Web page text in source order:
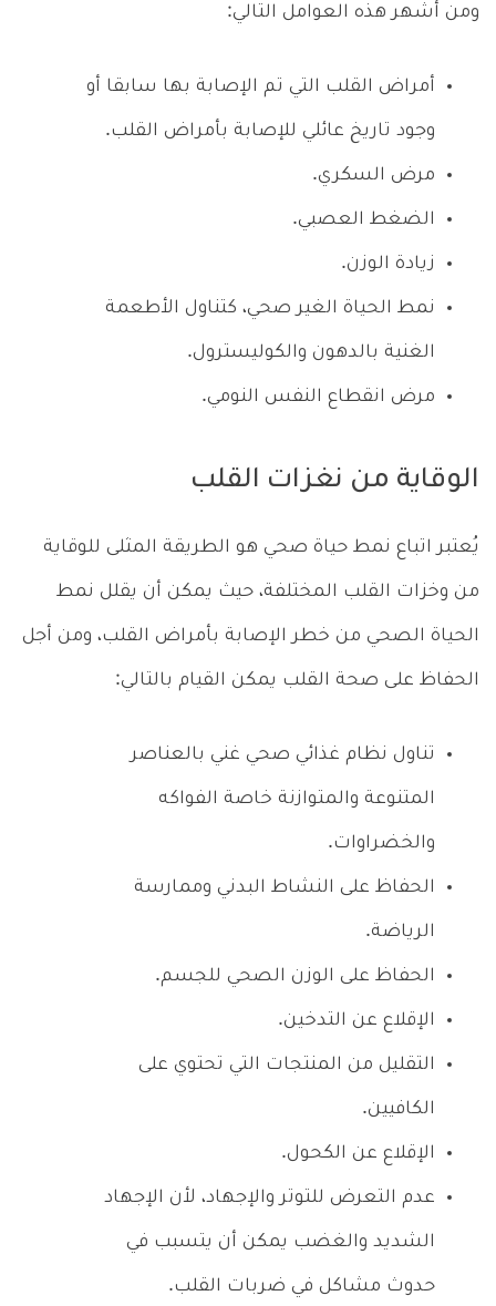
ومن أشهر هذه العوامل التالي:
أمراض القلب التي تم الإصابة بها سابقا أو
وجود تاريخ عائلي للإصابة بأمراض القلب.
مرض السكري.
الضغط العصبي.
زيادة الوزن.
نمط الحياة الغير صحي، كتناول الأطعمة
الغنية بالدهون والكوليسترول.
مرض انقطاع النفس النومي.
الوقاية من نغزات القلب
يُعتبر اتباع نمط حياة صحي هو الطريقة المثلى للوقاية
من وخزات القلب المختلفة، حيث يمكن أن يقلل نمط
الحياة الصحي من خطر الإصابة بأمراض القلب، ومن أجل
الحفاظ على صحة القلب يمكن القيام بالتالي:
تناول نظام غذائي صحي غني بالعناصر
المتنوعة والمتوازنة خاصة الفواكه
والخضراوات.
الحفاظ على النشاط البدني وممارسة
الرياضة.
الحفاظ على الوزن الصحي للجسم.
الإقلاع عن التدخين.
التقليل من المنتجات التي تحتوي على
الكافيين.
الإقلاع عن الكحول.
عدم التعرض للتوتر والإجهاد، لأن الإجهاد
الشديد والغضب يمكن أن يتسبب في
حدوث مشاكل في ضربات القلب.